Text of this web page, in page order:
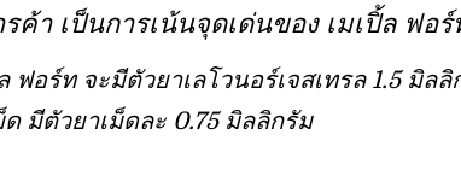
ค้า เป็นการเน้นจุดเด่นของ เมเปิ้ล ฟอ
ฟอร์ท จะมีตัวยาเลโวนอร์เจสเทรล 1.5 มิ
ด มีตัวยาเม็ดละ 0.75 มิลลิกรัม